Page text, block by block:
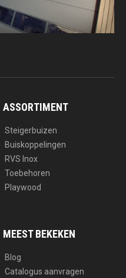
ASSORTIMENT
Steigerbuizen
Buiskoppelingen
RVS Inox
Toebehoren
Playwood
MEEST BEKEKEN
Blog
Catalogus aanvragen